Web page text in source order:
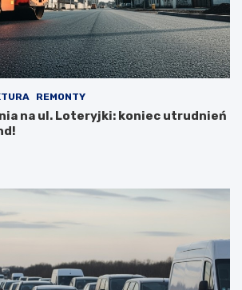
REMONTY
na ul. Loteryjki: koniec utrudnień